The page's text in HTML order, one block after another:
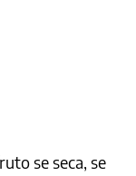
se seca, se